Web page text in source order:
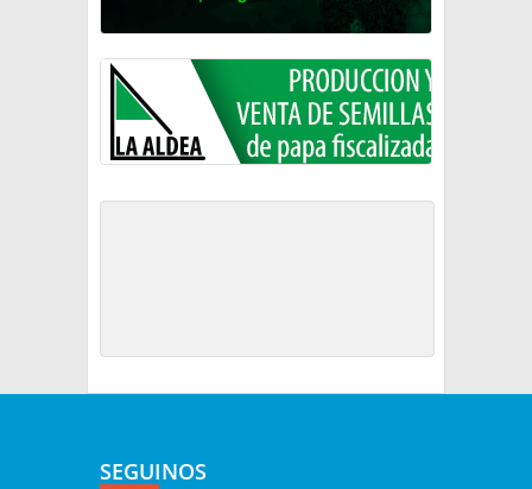
SEGUINOS